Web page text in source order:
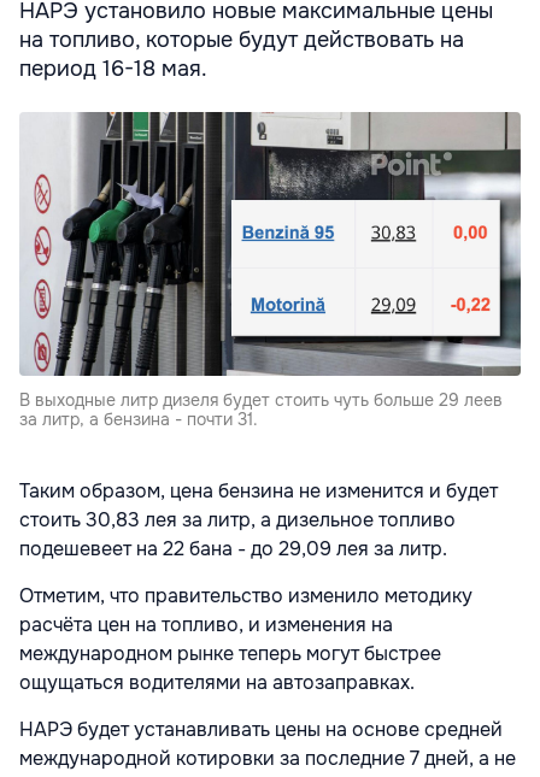
НАРЭ установило новые максимальные цены
на топливо, которые будут действовать на
период 16-18 мая.
В выходные литр дизеля будет стоить чуть больше 29 леев
за литр, а бензина - почти 31.
Таким образом, цена бензина не изменится и будет
стоить 30,83 лея за литр, а дизельное топливо
подешевеет на 22 бана - до 29,09 лея за литр.
Отметим, что правительство изменило методику
расчёта цен на топливо, и изменения на
международном рынке теперь могут быстрее
ощущаться водителями на автозаправках.
НАРЭ будет устанавливать цены на основе средней
международной котировки за последние 7 дней, а не